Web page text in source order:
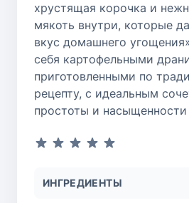
хрустящая корочка и
мякоть внутри, которые
вкус домашнего
себя картофельными
приготовленными по
рецепту, с идеальным
простоты и насыщенности
ИНГРЕДИЕНТЫ